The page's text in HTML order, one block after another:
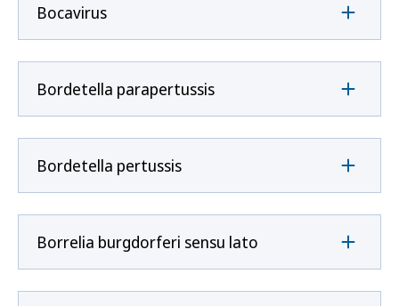
Bocavirus
Bordetella parapertussis
Bordetella pertussis
Borrelia burgdorferi sensu lato